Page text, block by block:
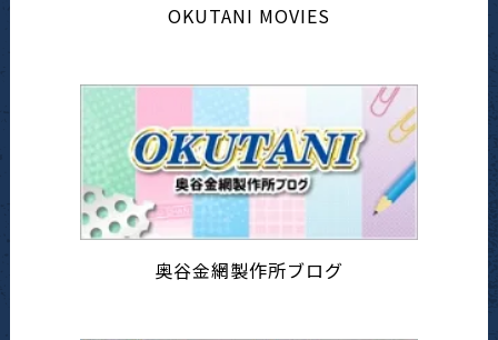
OKUTANI MOVIES
奥谷金網製作所ブログ